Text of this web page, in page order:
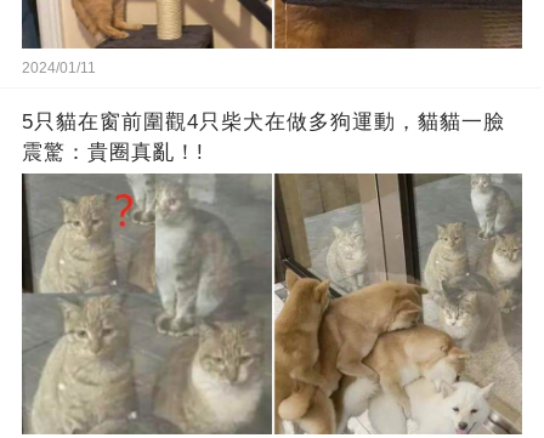
2024/01/11
5只貓在窗前圍觀4只柴犬在做多狗運動，貓貓一臉
震驚：貴圈真亂！!